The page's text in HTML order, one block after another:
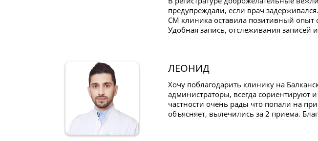
предупреждали, если врач задерживался.
СМ клиника оставила позитивный опыт
Удобная запись, отслеживания записей
ЛЕОНИД
Хочу поблагодарить клинику на
администраторы, всегда сориентируют
частности очень рады что попали на
объясняет, вылечились за 2 приема.